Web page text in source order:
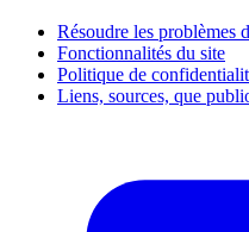
Résoudre les problèmes
Fonctionnalités du site
Politique de
Liens, sources, que